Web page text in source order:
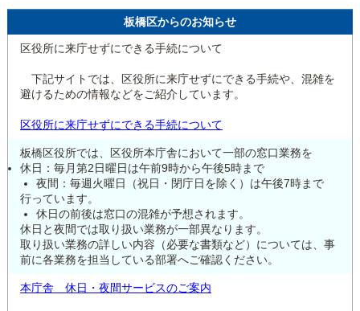
板橋区からのお知らせ
区役所に来庁せずにできる手続について
下記サイトでは、区役所に来庁せずにできる手続や、混雑を
避けるための情報などをご紹介しています。
区役所に来庁せずにできる手続について
板橋区役所では、区役所本庁舎において一部の窓口業務を
休日：毎月第2日曜日は午前9時から午後5時まで
夜間：毎週火曜日（祝日・閉庁日を除く）は午後7時まで
行っています。
休日の前後は窓口の混雑が予想されます。
休日と夜間では取り扱い業務が一部異なります。
取り扱い業務の詳しい内容（必要な書類など）については、事
前に各業務を担当している部署へご確認ください。
本庁舎 休日・夜間サービスのご案内